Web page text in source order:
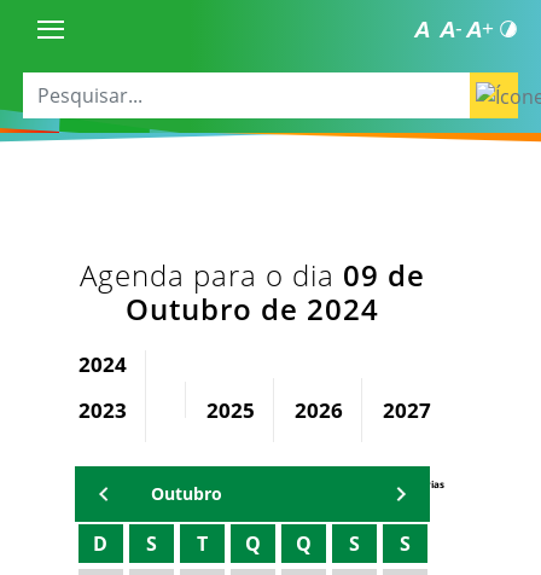
Agenda para o dia 09 de
Outubro de 2024
2024
2023
2025 2026 2027
Agenda Secretárias
Outubro
D S T Q Q S S